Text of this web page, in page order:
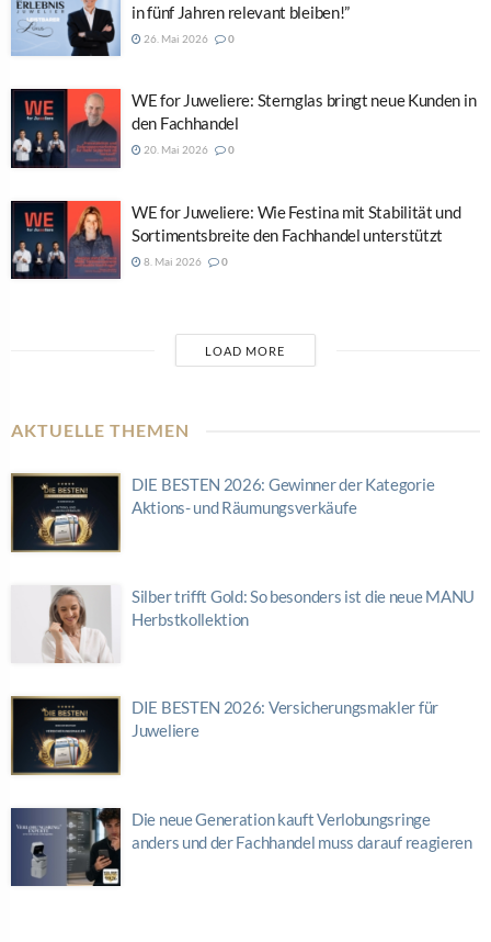
in fünf Jahren relevant bleiben!”
26. Mai 2026 0
WE for Juweliere: Sternglas bringt neue Kunden in
den Fachhandel
20. Mai 2026 0
WE for Juweliere: Wie Festina mit Stabilität und
Sortimentsbreite den Fachhandel unterstützt
8. Mai 2026 0
LOAD MORE
AKTUELLE THEMEN
DIE BESTEN 2026: Gewinner der Kategorie
Aktions- und Räumungsverkäufe
Silber trifft Gold: So besonders ist die neue MANU
Herbstkollektion
DIE BESTEN 2026: Versicherungsmakler für
Juweliere
Die neue Generation kauft Verlobungsringe
anders und der Fachhandel muss darauf reagieren